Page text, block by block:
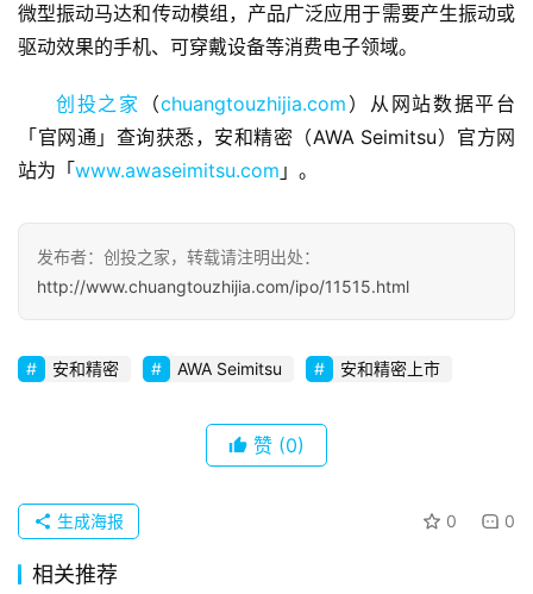
融
资
商
观
察
创
牌
发
布
微型振动马达和传动模组，产品广泛应用于需要产生振动或
驱动效果的手机、可穿戴设备等消费电子领域。
创投之家 （chuangtouzhijia.com ）从网站数据平台
「官网通」查询获悉，安和精密（AWA Seimitsu）官方网
站为「www.awaseimitsu.com 」。
发布者：创投之家，转载请注明出处：
http://www.chuangtouzhijia.com/ipo/11515.html
安和精密 AWA Seimitsu 安和精密上市
赞 (0)
0 0
生成海报
相关推荐